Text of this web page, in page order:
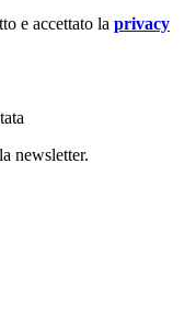
e accettato la privacy
newsletter.